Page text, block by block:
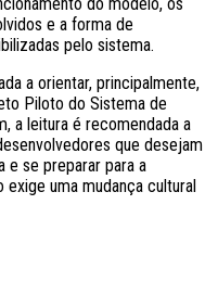
e a forma de
pelo sistema.
a orientar, principalmente,
Piloto do Sistema de
a leitura é recomendada a
que desejam
e se preparar para a
uma mudança cultural